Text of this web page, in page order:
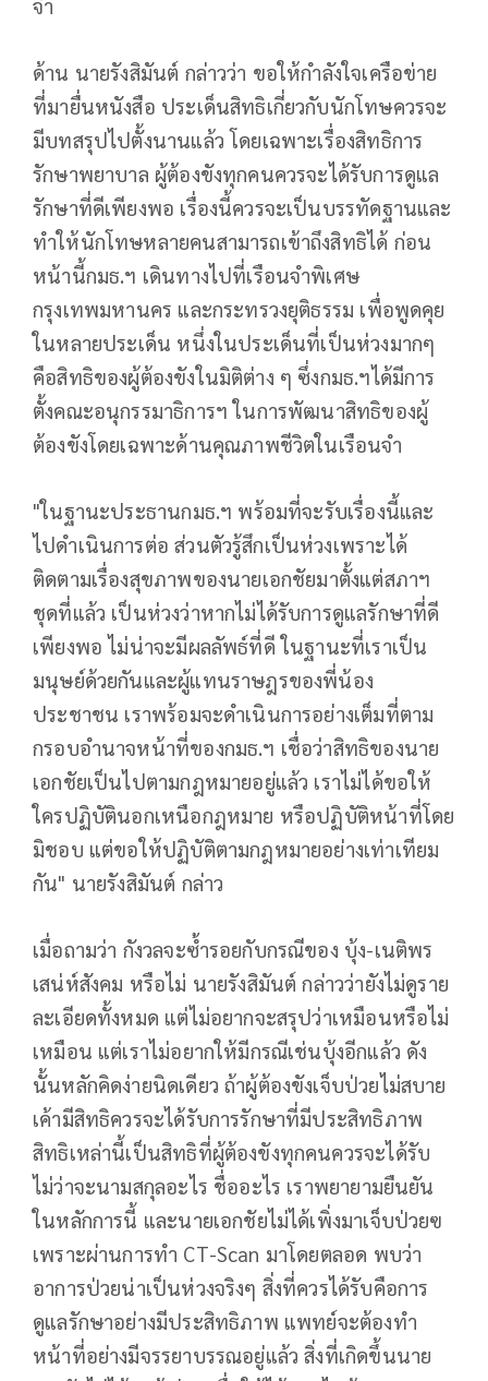
ด้าน นายรังสิมันต์ กล่าวว่า ขอให้กำลังใจเครือข่าย
ที่มายื่นหนังสือ ประเด็นสิทธิเกี่ยวกับนักโทษควรจะ
มีบทสรุปไปตั้งนานแล้ว โดยเฉพาะเรื่องสิทธิการ
รักษาพยาบาล ผู้ต้องขังทุกคนควรจะได้รับการดูแล
รักษาที่ดีเพียงพอ เรื่องนี้ควรจะเป็นบรรทัดฐานและ
ทำให้นักโทษหลายคนสามารถเข้าถึงสิทธิได้ ก่อน
หน้านี้กมธ.ฯ เดินทางไปที่เรือนจำพิเศษ
กรุงเทพมหานคร และกระทรวงยุติธรรม เพื่อพูดคุย
ในหลายประเด็น หนึ่งในประเด็นที่เป็นห่วงมากๆ
คือสิทธิของผู้ต้องขังในมิติต่าง ๆ ซึ่งกมธ.ฯได้มีการ
ตั้งคณะอนุกรรมาธิการฯ ในการพัฒนาสิทธิของผู้
ต้องขังโดยเฉพาะด้านคุณภาพชีวิตในเรือนจำ
"ในฐานะประธานกมธ.ฯ พร้อมที่จะรับเรื่องนี้และ
ไปดำเนินการต่อ ส่วนตัวรู้สึกเป็นห่วงเพราะได้
ติดตามเรื่องสุขภาพของนายเอกชัยมาตั้งแต่สภาฯ
ชุดที่แล้ว เป็นห่วงว่าหากไม่ได้รับการดูแลรักษาที่ดี
เพียงพอ ไม่น่าจะมีผลลัพธ์ที่ดี ในฐานะที่เราเป็น
มนุษย์ด้วยกันและผู้แทนราษฎรของพี่น้อง
ประชาชน เราพร้อมจะดำเนินการอย่างเต็มที่ตาม
กรอบอำนาจหน้าที่ของกมธ.ฯ เชื่อว่าสิทธิของนาย
เอกชัยเป็นไปตามกฎหมายอยู่แล้ว เราไม่ได้ขอให้
ใครปฏิบัตินอกเหนือกฎหมาย หรือปฏิบัติหน้าที่โดย
มิชอบ แต่ขอให้ปฏิบัติตามกฎหมายอย่างเท่าเทียม
กัน" นายรังสิมันต์ กล่าว
เมื่อถามว่า กังวลจะซ้ำรอยกับกรณีของ บุ้ง-เนติพร
เสน่ห์สังคม หรือไม่ นายรังสิมันต์ กล่าวว่ายังไม่ดูราย
ละเอียดทั้งหมด แต่ไม่อยากจะสรุปว่าเหมือนหรือไม่
เหมือน แต่เราไม่อยากให้มีกรณีเช่นบุ้งอีกแล้ว ดัง
นั้นหลักคิดง่ายนิดเดียว ถ้าผู้ต้องขังเจ็บป่วยไม่สบาย
เค้ามีสิทธิควรจะได้รับการรักษาที่มีประสิทธิภาพ
สิทธิเหล่านี้เป็นสิทธิที่ผู้ต้องขังทุกคนควรจะได้รับ
ไม่ว่าจะนามสกุลอะไร ชื่ออะไร เราพยายามยืนยัน
ในหลักการนี้ และนายเอกชัยไม่ได้เพิ่งมาเจ็บป่วยฃ
เพราะผ่านการทำ CT-Scan มาโดยตลอด พบว่า
อาการป่วยน่าเป็นห่วงจริงๆ สิ่งที่ควรได้รับคือการ
ดูแลรักษาอย่างมีประสิทธิภาพ แพทย์จะต้องทำ
หน้าที่อย่างมีจรรยาบรรณอยู่แล้ว สิ่งที่เกิดขึ้นนาย